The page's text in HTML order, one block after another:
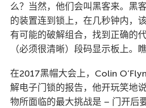
么？当然，他们会叫黑客来。黑
的装置连到锁上，在几秒钟内，
有可能的破解组合，找到正确的
（必须很清晰）段码显示板上。
在2017黑帽大会上，Colin
解电子门锁的报告，他开玩笑地
物所面临的最大挑战是 – 门开后